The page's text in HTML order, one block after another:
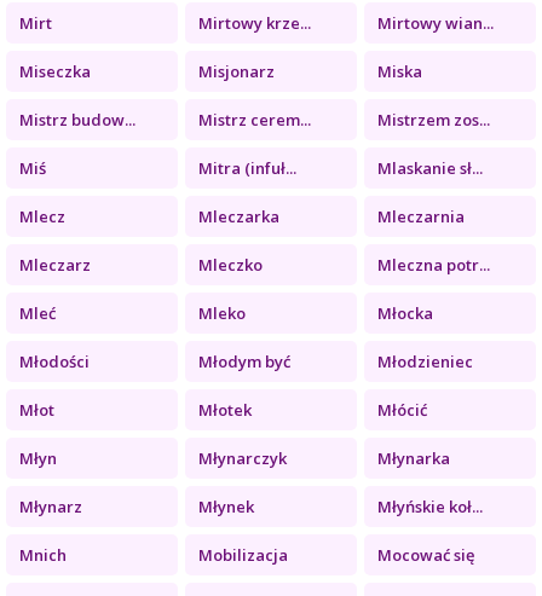
Mirt Mirtowy krze... Mirtowy wian...
Miseczka Misjonarz Miska
Mistrz budow... Mistrz cerem... Mistrzem zos...
Miś Mitra (infuł... Mlaskanie sł...
Mlecz Mleczarka Mleczarnia
Mleczarz Mleczko Mleczna potr...
Mleć Mleko Młocka
Młodości Młodym być Młodzieniec
Młot Młotek Młócić
Młyn Młynarczyk Młynarka
Młynarz Młynek Młyńskie koł...
Mnich Mobilizacja Mocować się